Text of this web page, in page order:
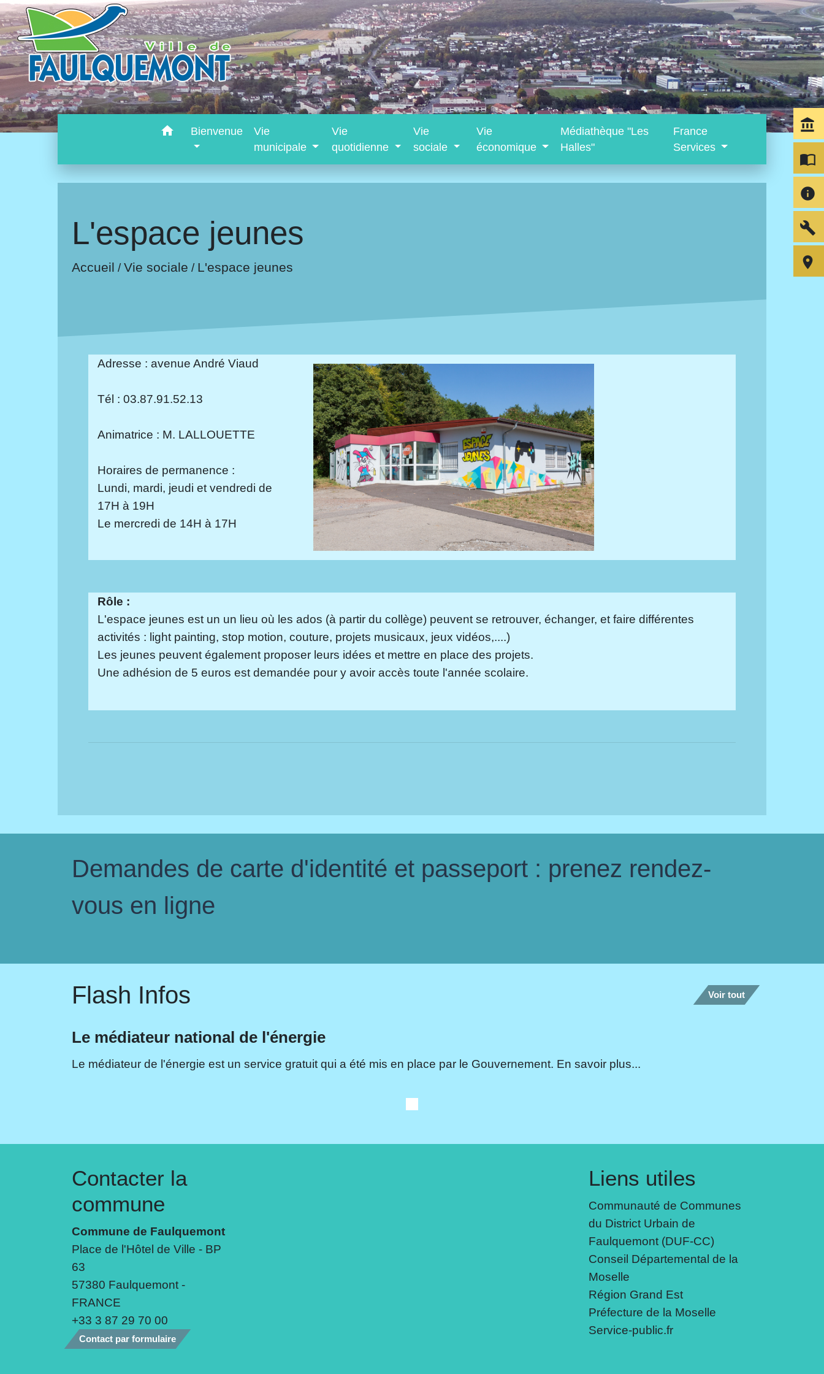
home Bienvenue
Vie
municipale
Vie
quotidienne
Vie
sociale
Vie
économique
Médiathèque "Les
Halles"
France
Services
L'espace jeunes
Accueil /Vie sociale / L'espace jeunes
Adresse : avenue André Viaud
Tél : 03.87.91.52.13
Animatrice : M. LALLOUETTE
Horaires de permanence :
Lundi, mardi, jeudi et vendredi de
17H à 19H
Le mercredi de 14H à 17H
Rôle :
L'espace jeunes est un un lieu où les ados (à partir du collège) peuvent se retrouver, échanger, et faire différentes
activités : light painting, stop motion, couture, projets musicaux, jeux vidéos,....)
Les jeunes peuvent également proposer leurs idées et mettre en place des projets.
Une adhésion de 5 euros est demandée pour y avoir accès toute l'année scolaire.
Demandes de carte d'identité et passeport : prenez rendez-
vous en ligne
Flash Infos Voir tout
Le médiateur national de l'énergie
Le médiateur de l'énergie est un service gratuit qui a été mis en place par le Gouvernement. En savoir plus...
account_balance
import_contacts
info
build
room
Contacter la
commune
Commune de Faulquemont
Place de l'Hôtel de Ville - BP
63
57380 Faulquemont -
FRANCE
+33 3 87 29 70 00
Contact par formulaire
Liens utiles
Communauté de Communes
du District Urbain de
Faulquemont (DUF-CC)
Conseil Départemental de la
Moselle
Région Grand Est
Préfecture de la Moselle
Service-public.fr